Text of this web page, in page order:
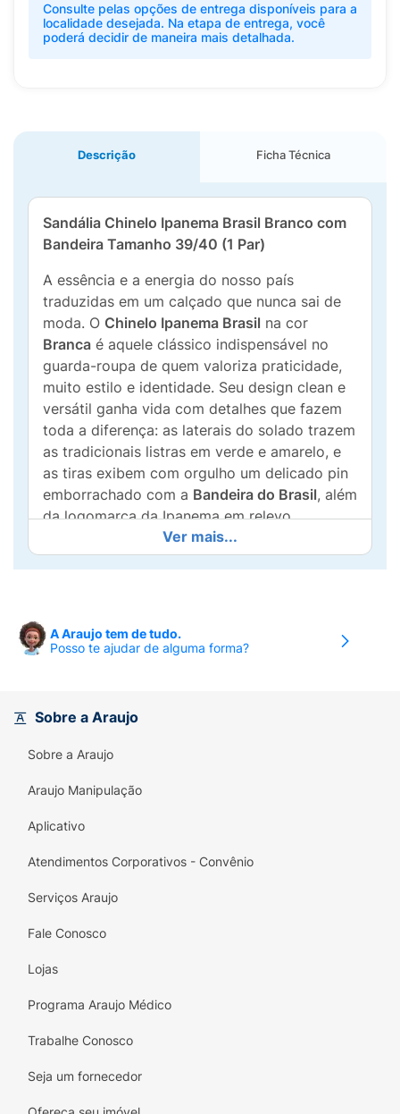
Consulte pelas opções de entrega disponíveis para a
localidade desejada. Na etapa de entrega, você
poderá decidir de maneira mais detalhada.
Descrição Ficha Técnica
Sandália Chinelo Ipanema Brasil Branco com
Bandeira Tamanho 39/40 (1 Par)
A essência e a energia do nosso país
traduzidas em um calçado que nunca sai de
moda. O Chinelo Ipanema Brasil na cor
Branca é aquele clássico indispensável no
guarda-roupa de quem valoriza praticidade,
muito estilo e identidade. Seu design clean e
versátil ganha vida com detalhes que fazem
toda a diferença: as laterais do solado trazem
as tradicionais listras em verde e amarelo, e
as tiras exibem com orgulho um delicado pin
emborrachado com a Bandeira do Brasil, além
da logomarca da Ipanema em relevo.
Fabricado com o alto padrão de qualidade
que consagrou a Ipanema, este modelo é
peito do pé e um calce extremamente
confortável para o dia todo. O solado conta
seja no asfalto, no calçadão ou na areia da
praia. É o Brasil acompanhando você a cada
Principais Benefícios:
Identidade Nacional:
bandeira do Brasil e filetes coloridos (verde
brasileiro.
Conforto Ipanema:
pisadas leves e sem incômodos.
Versatilidade Máxima:
curinga absoluto, fácil de combinar com
Ver mais...
A Araujo tem de tudo.
Posso te ajudar de alguma forma?
Sobre a Araujo
Sobre a Araujo
Araujo Manipulação
Aplicativo
Atendimentos Corporativos - Convênio
Serviços Araujo
Fale Conosco
Lojas
Programa Araujo Médico
Trabalhe Conosco
Seja um fornecedor